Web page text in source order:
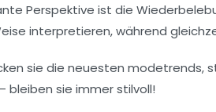
Perspektive ist die
interpretieren, während